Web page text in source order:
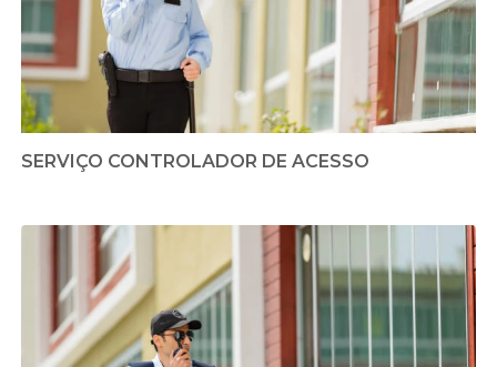
SERVIÇO CONTROLADOR DE ACESSO